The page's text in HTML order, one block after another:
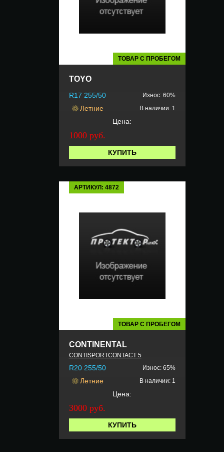
ТОВАР С ПРОБЕГОМ
TOYO
R17 255/50 Износ: 60%
Летние В наличии: 1
Цена:
1000 руб.
КУПИТЬ
АРТИКУЛ: 4872
ТОВАР С ПРОБЕГОМ
CONTINENTAL
CONTISPORTCONTACT 5
R20 255/50 Износ: 65%
Летние В наличии: 1
Цена:
3000 руб.
КУПИТЬ